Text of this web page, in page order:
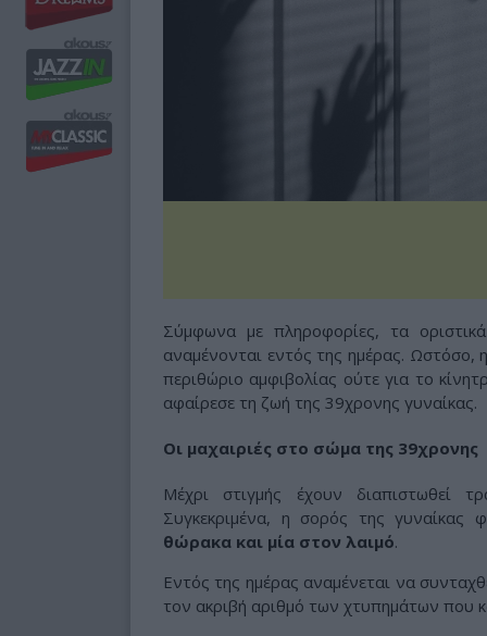
Σύμφωνα με πληροφορίες, τα οριστικά
αναμένονται εντός της ημέρας.
περιθώριο αμφιβολίας ούτε για το
αφαίρεσε τη ζωή της 39χρονης γυναίκας.
Οι μαχαιριές στο σώμα της 39χρονης
Μέχρι στιγμής έχουν διαπιστωθεί
Συγκεκριμένα, η σορός της γυναίκας
θώρακα και μία στον λαιμό.
Εντός της ημέρας αναμένεται να
τον ακριβή αριθμό των χτυπημάτων που